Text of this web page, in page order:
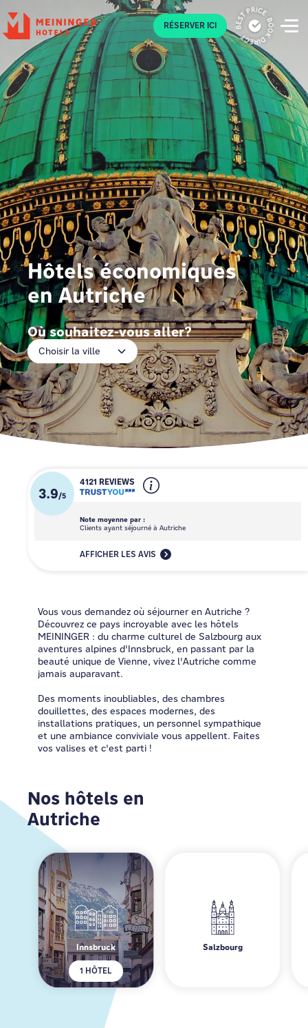
P RÉSERVER ICI
Hôtels économiques
en Autriche
Où souhaitez-vous aller?
Choisir la ville
3.9/5
4121 REVIEWS
Note moyenne par :
Clients ayant séjourné à Autriche
AFFICHER LES AVIS
Vous vous demandez où séjourner en Autriche ?
Découvrez ce pays incroyable avec les hôtels
MEININGER : du charme culturel de Salzbourg aux
aventures alpines d'Innsbruck, en passant par la
beauté unique de Vienne, vivez l'Autriche comme
jamais auparavant.
Des moments inoubliables, des chambres
douillettes, des espaces modernes, des
installations pratiques, un personnel sympathique
et une ambiance conviviale vous appellent. Faites
vos valises et c'est parti !
Nos hôtels en
Autriche
Innsbruck
1 HÔTEL
Salzbourg